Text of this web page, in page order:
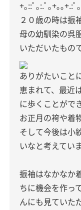
+｡::ﾟ｡:.ﾟ｡+｡｡+.:ﾟ
２０歳の時は振
母の幼馴染の呉
いただいたもの
ありがたいこと
恵まれて、最近
に歩くことがで
お正月の袴や着
そして今後は小
いなと考えてい
振袖はなかなか
ちに機会を作っ
んにも見ていた